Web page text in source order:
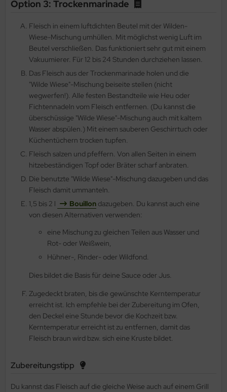
Option 3: Trockenmarinade
Fleisch in einem luftdichten Beutel mit der Wilden-
Wiese-Mischung umhüllen. Mit möglichst wenig Luft im
Beutel verschließen. Das funktioniert sehr gut mit einem
Vakuumierer. Für 12 bis 24 Stunden durchziehen lassen.
Das Fleisch aus der Trockenmarinade holen und die
"Wilde Wiese"-Mischung beiseite stellen (nicht
wegwerfen!). Alle festen Bestandteile wie Heu oder
Fichtennadeln vom Fleisch entfernen. (Du kannst die
überschüssige "Wilde Wiese"-Mischung auch mit kaltem
Wasser abspülen.) Mit einem sauberen Geschirrtuch oder
Küchentüchern trocken tupfen.
Fleisch salzen und pfeffern. Von allen Seiten in einem
hitzebeständigen Topf oder Bräter scharf anbraten.
Die benutzte "Wilde Wiese"-Mischung dazugeben und das
Fleisch damit ummanteln.
1,5 bis 2 l
Bouillon dazugeben. Du kannst auch eine
von diesen Alternativen verwenden:
eine Mischung zu gleichen Teilen aus Wasser und
Rot- oder Weißwein,
Hühner-, Rinder- oder Wildfond.
Dies bildet die Basis für deine Sauce oder Jus.
Zugedeckt braten, bis die gewünschte Kerntemperatur
erreicht ist. Ich empfehle bei der Zubereitung im Ofen,
den Deckel eine Stunde bevor die Kochzeit bzw.
Kerntemperatur erreicht ist zu entfernen, damit das
Fleisch braun wird bzw. sich eine Kruste bildet.
Zubereitungstipp
Du kannst das Fleisch auf die gleiche Weise auch auf einem Grill